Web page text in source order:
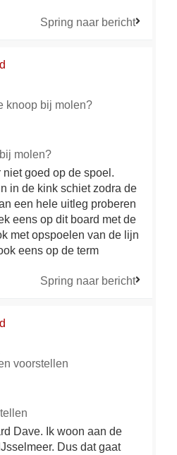
Spring naar bericht
knoop bij molen?
molen?
goed op de spoel.
in de kink schiet zodra de
een hele uitleg proberen
eens op dit board met de
met opspoelen van de lijn
eens op de term
Spring naar bericht
voorstellen
Dave. Ik woon aan de
Dus dat gaat